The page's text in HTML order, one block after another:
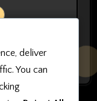
deliver
You can